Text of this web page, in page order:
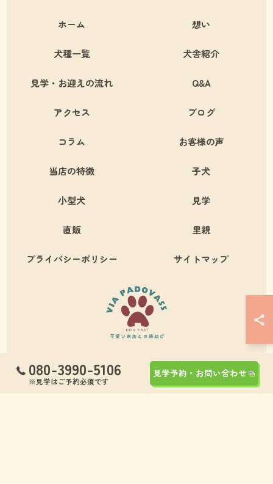
080-3990-5106
※見学はご予約必須です
見学予約・お問い合わせ
ホーム 想い
犬種一覧 犬舎紹介
見学・お迎えの流れ Q&A
アクセス ブログ
コラム お客様の声
当店の特徴 子犬
小型犬 見学
直販 里親
プライバシーポリシー サイトマップ
© 2026 九州のブリーダーならVia Padova55 ALL RIGHTS RESERVED.